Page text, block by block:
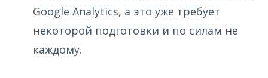
Google Analytics, а это уже требует
некоторой подготовки и по силам не
каждому.